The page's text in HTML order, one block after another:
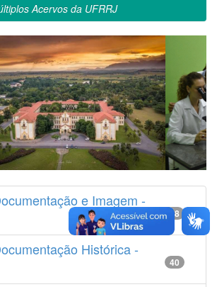
Acervos da UFRRJ
e Imagem -
14538
Histórica -
40